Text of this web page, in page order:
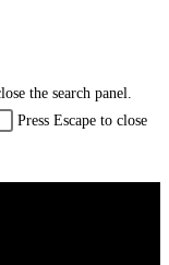
the search panel.
Press Escape to close